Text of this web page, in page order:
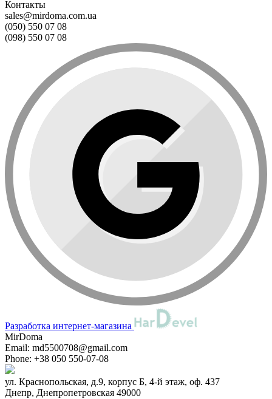
Контакты
sales@mirdoma.com.ua
(050) 550 07 08
(098) 550 07 08
Разработка интернет-магазина
MirDoma
Email: md5500708@gmail.com
Phone: +38 050 550-07-08
ул. Краснопольская, д.9, корпус Б, 4-й этаж, оф. 437
Днепр, Днепропетровская 49000